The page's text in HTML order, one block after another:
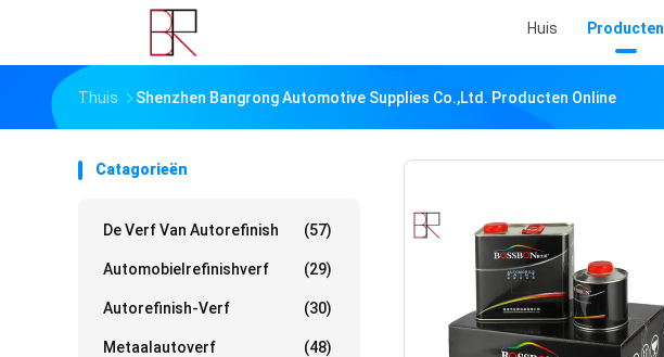
Huis Producten
Thuis Shenzhen Bangrong Automotive Supplies Co.,Ltd. Producten Online
Catagorieën
De Verf Van Autorefinish (57)
Automobielrefinishverf (29)
Autorefinish-Verf (30)
Metaalautoverf (48)